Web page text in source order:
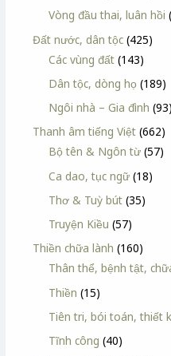
Vòng đầu thai, luân hồi
Đất nước, dân tộc (425)
Các vùng đất (143)
Dân tộc, dòng họ (189)
Ngôi nhà – Gia đình (93)
Thanh âm tiếng Việt (662)
Bộ tên & Ngôn từ (57)
Ca dao, tục ngữ (18)
Thơ & Tuỳ bút (35)
Truyện Kiều (57)
Thiền chữa lành (160)
Thân thể, bệnh tật,
Thiền (15)
Tiên tri, bói toán, thiết
Tĩnh công (40)